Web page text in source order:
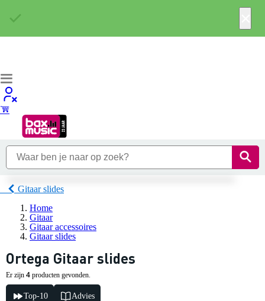
Gitaar slides
Home
Gitaar
Gitaar accessoires
Gitaar slides
Ortega Gitaar slides
Er zijn 4 producten gevonden.
Top-10 Advies